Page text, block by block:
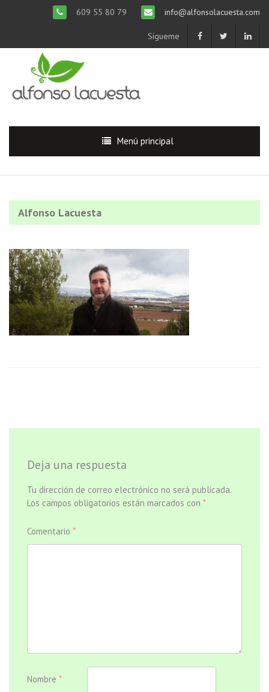
609 55 80 79 info@alfonsolacuesta.com
Sígueme
Menú principal
Alfonso Lacuesta
Deja una respuesta
Tu dirección de correo electrónico no será publicada.
Los campos obligatorios están marcados con *
Comentario *
Nombre *